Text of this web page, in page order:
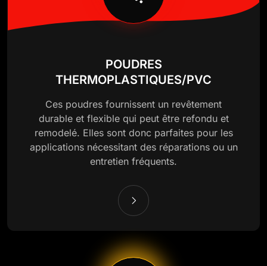
POUDRES
THERMOPLASTIQUES/PVC
Ces poudres fournissent un revêtement
durable et flexible qui peut être refondu et
remodelé. Elles sont donc parfaites pour les
applications nécessitant des réparations ou un
entretien fréquents.